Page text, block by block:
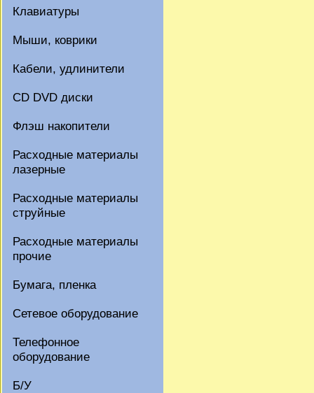
Клавиатуры
Мыши, коврики
Кабели, удлинители
CD DVD диски
Флэш накопители
Расходные материалы
лазерные
Расходные материалы
струйные
Расходные материалы
прочие
Бумага, пленка
Сетевое оборудование
Телефонное
оборудование
Б/У